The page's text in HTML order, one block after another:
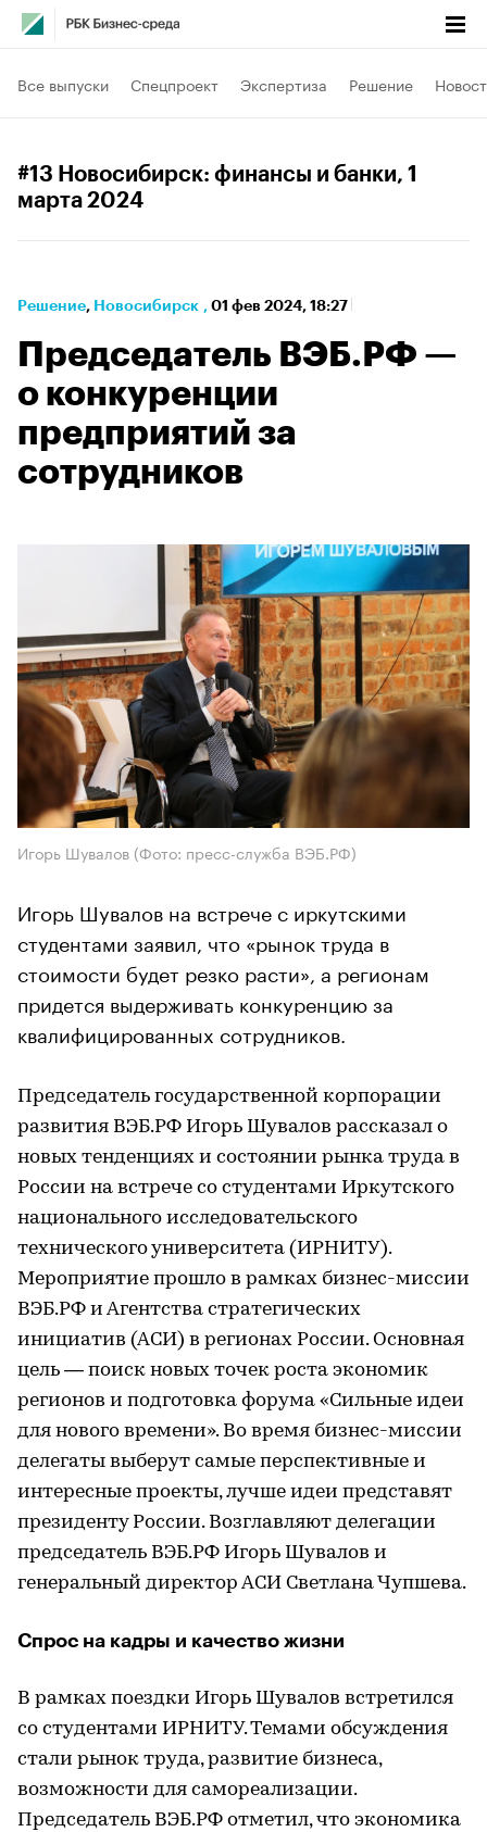
Все выпуски Спецпроект Экспертиза Решение
#13 Новосибирск: финансы и банки, 1
марта 2024
Решение⁠, Новосибирск , 01 фев 2024, 18:27
Председатель ВЭБ.РФ —
о конкуренции
предприятий за
сотрудников
Игорь Шувалов (Фото: пресс-служба ВЭБ.РФ)
Игорь Шувалов на встрече с иркутскими
студентами заявил, что «рынок труда в
стоимости будет резко расти», а регионам
придется выдерживать конкуренцию за
квалифицированных сотрудников.
Председатель государственной корпорации
развития ВЭБ.РФ Игорь Шувалов рассказал о
новых тенденциях и состоянии рынка труда в
России на встрече со студентами Иркутского
национального исследовательского
технического университета (ИРНИТУ).
Мероприятие прошло в рамках бизнес-миссии
ВЭБ.РФ и Агентства стратегических
инициатив (АСИ) в регионах России. Основная
цель — поиск новых точек роста экономик
регионов и подготовка форума «Сильные идеи
для нового времени». Во время бизнес-миссии
делегаты выберут самые перспективные и
интересные проекты, лучше идеи представят
президенту России. Возглавляют делегации
председатель ВЭБ.РФ Игорь Шувалов и
генеральный директор АСИ Светлана Чупшева.
Спрос на кадры и качество жизни
В рамках поездки Игорь Шувалов встретился
со студентами ИРНИТУ. Темами обсуждения
стали рынок труда, развитие бизнеса,
возможности для самореализации.
Председатель ВЭБ.РФ отметил, что экономика